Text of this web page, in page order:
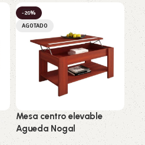
-20%
AGOTADO
Mesa centro elevable
Agueda Nogal
-